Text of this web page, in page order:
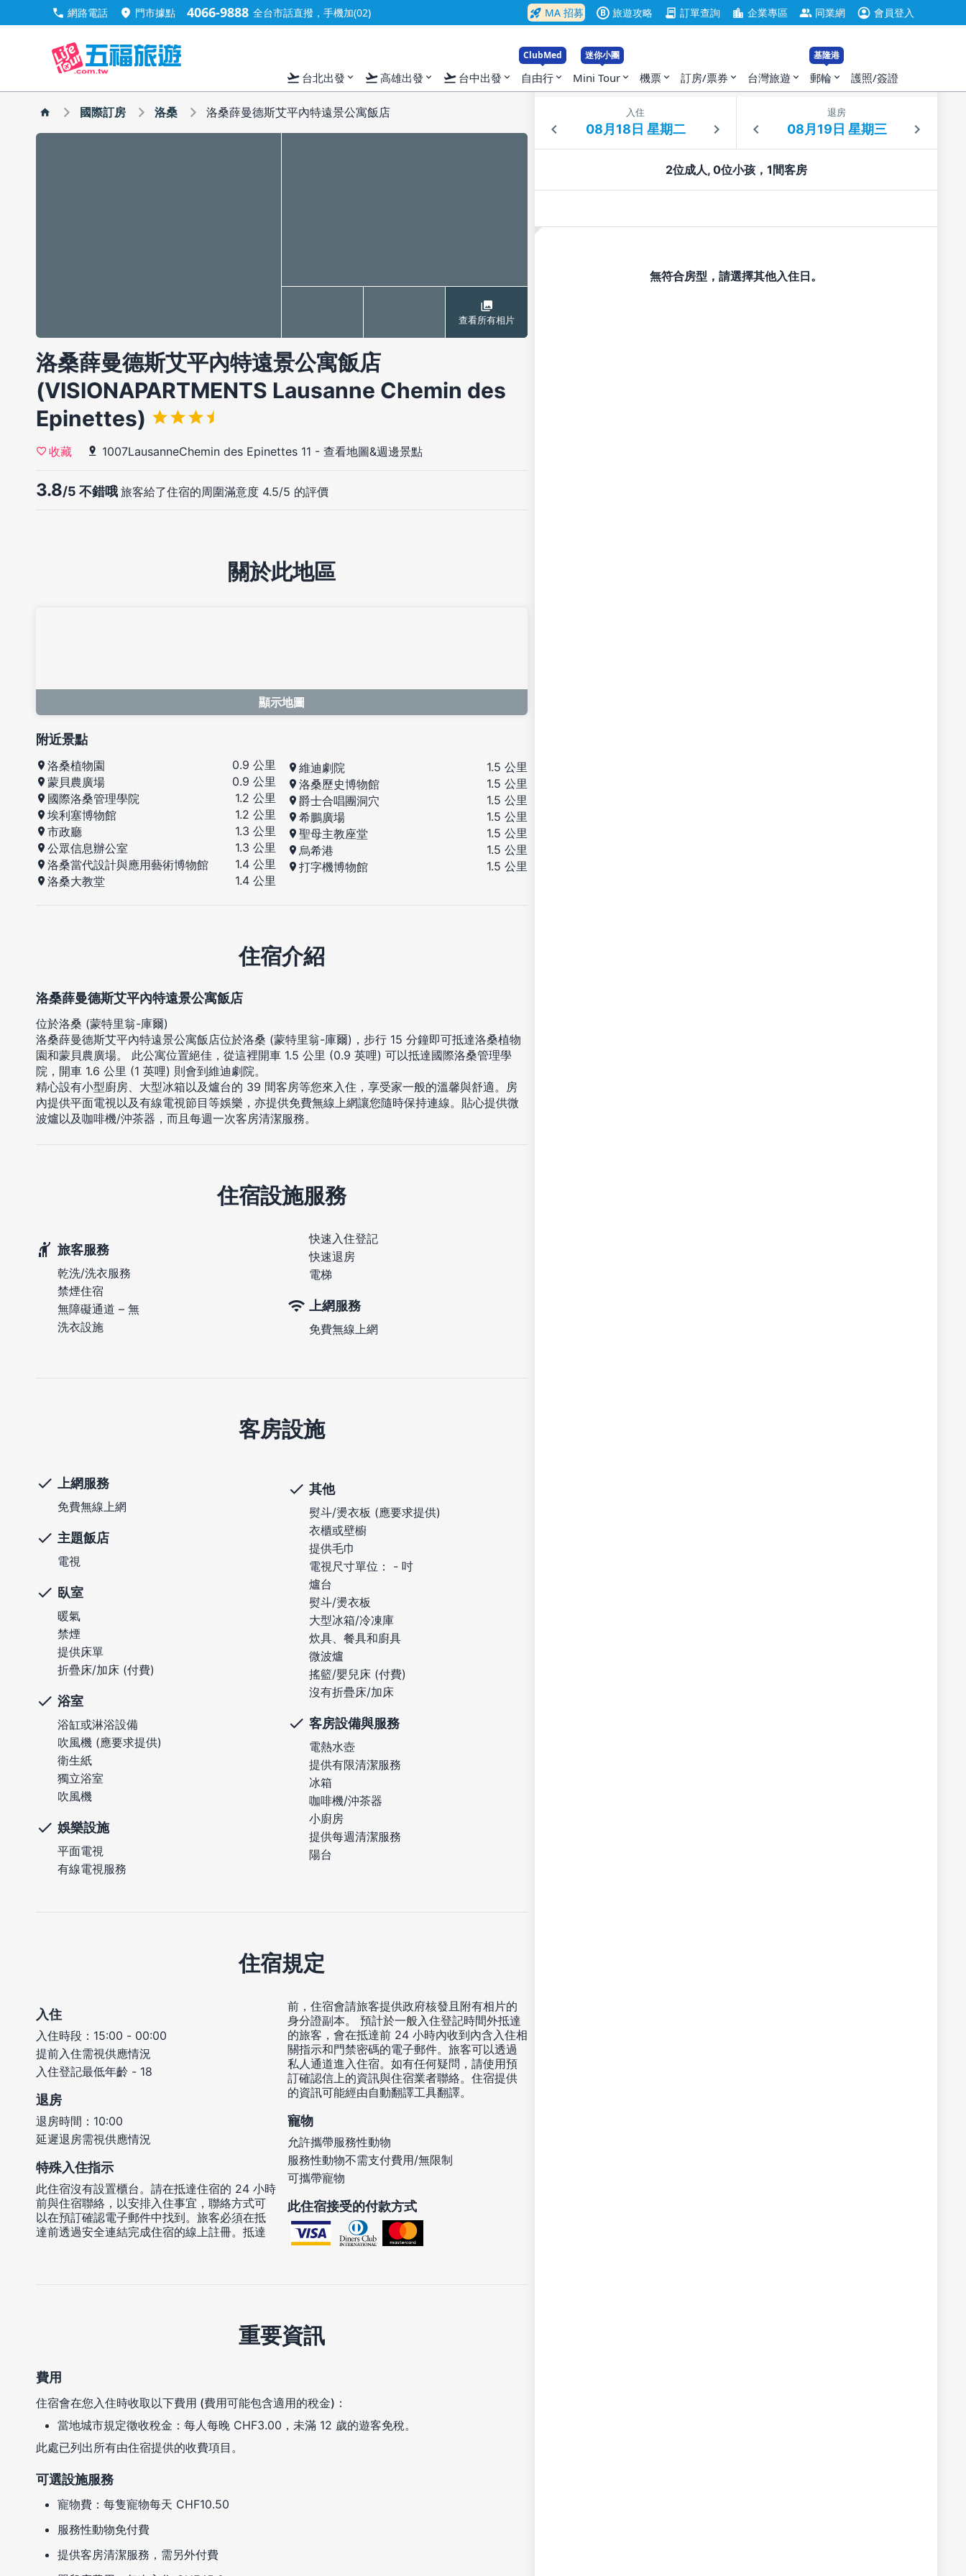
call 網路電話 location_on 門市據點 4066-9888 全台市話直撥，手機加(02) rocket_launch MA 招募 B 旅遊攻略 contract 訂單查詢 location_city 企業專區 group 同業網 account_circle 會員登入
flight_takeoff 台北出發 expand_more flight_takeoff高雄出發 expand_more flight_takeoff 台中出發 expand_more
ClubMed
自由行 expand_more
迷你小團
Mini Tour expand_more 機票 expand_more 訂房/票券 expand_more 台灣旅遊 expand_more
基隆港
郵輪 expand_more 護照/簽證
國際訂房 洛桑 洛桑薛曼德斯艾平內特遠景公寓飯店
查看所有相片
洛桑薛曼德斯艾平內特遠景公寓飯店
(VISIONAPARTMENTS Lausanne Chemin des
Epinettes)
收藏 1007LausanneChemin des Epinettes 11 - 查看地圖&週邊景點
3.8/5 不錯哦 旅客給了住宿的周圍滿意度 4.5/5 的評價
入住 退房
2位成人, 0位小孩，1間客房
無符合房型，請選擇其他入住日。
關於此地區
顯示地圖
附近景點
洛桑植物園
0.9 公里
蒙貝農廣場
0.9 公里
國際洛桑管理學院
1.2 公里
埃利塞博物館
1.2 公里
市政廳
1.3 公里
公眾信息辦公室
1.3 公里
洛桑當代設計與應用藝術博物館
1.4 公里
洛桑大教堂
1.4 公里
維迪劇院
1.5 公里
洛桑歷史博物館
1.5 公里
爵士合唱團洞穴
1.5 公里
希鵬廣場
1.5 公里
聖母主教座堂
1.5 公里
烏希港
1.5 公里
打字機博物館
1.5 公里
住宿介紹
洛桑薛曼德斯艾平內特遠景公寓飯店
位於洛桑 (蒙特里翁-庫爾)
洛桑薛曼德斯艾平內特遠景公寓飯店位於洛桑 (蒙特里翁-庫爾)，步行 15 分鐘即可抵達洛桑植物
園和蒙貝農廣場。 此公寓位置絕佳，從這裡開車 1.5 公里 (0.9 英哩) 可以抵達國際洛桑管理學
院，開車 1.6 公里 (1 英哩) 則會到維迪劇院。
精心設有小型廚房、大型冰箱以及爐台的 39 間客房等您來入住，享受家一般的溫馨與舒適。房
內提供平面電視以及有線電視節目等娛樂，亦提供免費無線上網讓您隨時保持連線。貼心提供微
波爐以及咖啡機/沖茶器，而且每週一次客房清潔服務。
住宿設施服務
旅客服務
乾洗/洗衣服務
禁煙住宿
無障礙通道 – 無
洗衣設施
快速入住登記
快速退房
電梯
上網服務
免費無線上網
客房設施
上網服務
免費無線上網
主題飯店
電視
臥室
暖氣
禁煙
提供床單
折疊床/加床 (付費)
浴室
浴缸或淋浴設備
吹風機 (應要求提供)
衛生紙
獨立浴室
吹風機
娛樂設施
平面電視
有線電視服務
其他
熨斗/燙衣板 (應要求提供)
衣櫃或壁櫥
提供毛巾
電視尺寸單位： - 吋
爐台
熨斗/燙衣板
大型冰箱/冷凍庫
炊具、餐具和廚具
微波爐
搖籃/嬰兒床 (付費)
沒有折疊床/加床
客房設備與服務
電熱水壺
提供有限清潔服務
冰箱
咖啡機/沖茶器
小廚房
提供每週清潔服務
陽台
住宿規定
入住
入住時段：15:00 - 00:00
提前入住需視供應情況
入住登記最低年齡 - 18
退房
退房時間：10:00
延遲退房需視供應情況
特殊入住指示
此住宿沒有設置櫃台。請在抵達住宿的 24 小時
前與住宿聯絡，以安排入住事宜，聯絡方式可
以在預訂確認電子郵件中找到。旅客必須在抵
達前透過安全連結完成住宿的線上註冊。抵達
前，住宿會請旅客提供政府核發且附有相片的
身分證副本。 預計於一般入住登記時間外抵達
的旅客，會在抵達前 24 小時內收到內含入住相
關指示和門禁密碼的電子郵件。旅客可以透過
私人通道進入住宿。如有任何疑問，請使用預
訂確認信上的資訊與住宿業者聯絡。住宿提供
的資訊可能經由自動翻譯工具翻譯。
寵物
允許攜帶服務性動物
服務性動物不需支付費用/無限制
可攜帶寵物
此住宿接受的付款方式
重要資訊
費用
住宿會在您入住時收取以下費用 (費用可能包含適用的稅金)：
當地城市規定徵收稅金：每人每晚 CHF3.00，未滿 12 歲的遊客免稅。
此處已列出所有由住宿提供的收費項目。
可選設施服務
寵物費：每隻寵物每天 CHF10.50
服務性動物免付費
提供客房清潔服務，需另外付費